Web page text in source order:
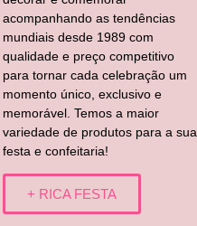
acompanhando as tendências
mundiais desde 1989 com
qualidade e preço competitivo
para tornar cada celebração um
momento único, exclusivo e
memorável. Temos a maior
variedade de produtos para a sua
festa e confeitaria!
+ RICA FESTA